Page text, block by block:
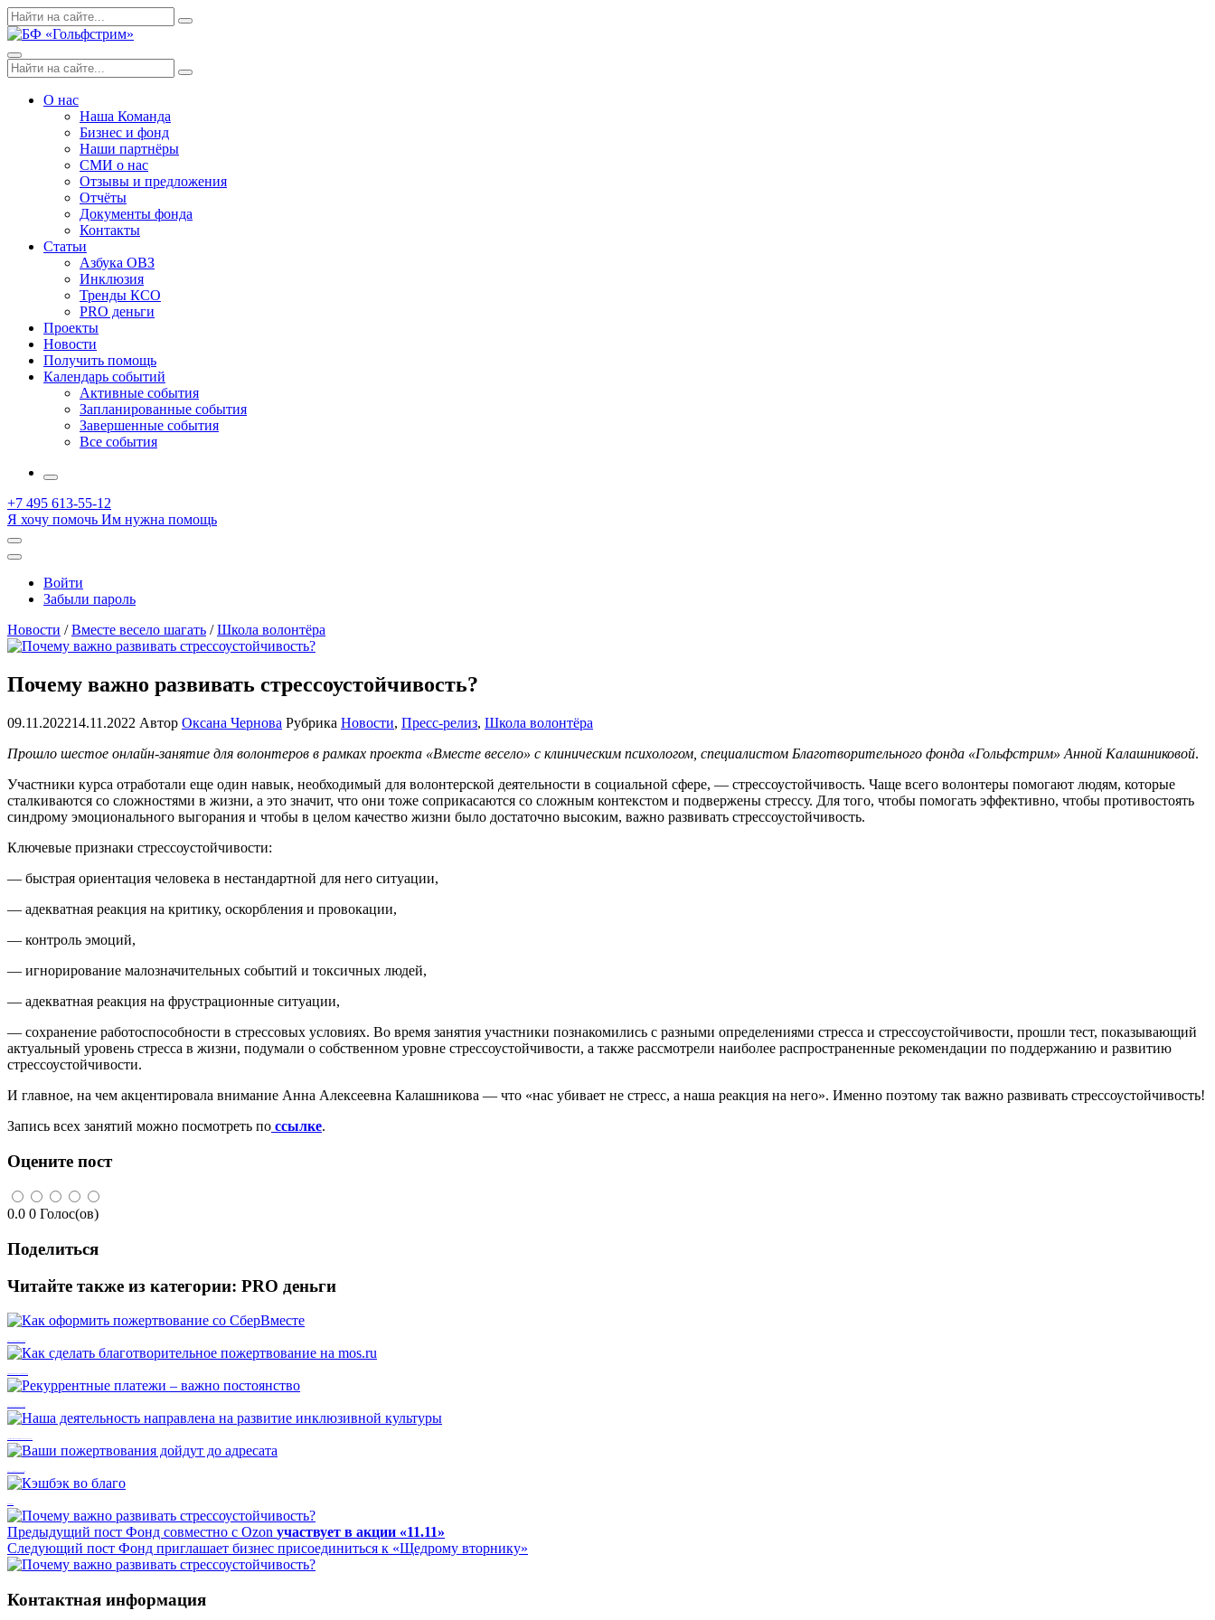
Skip
to
Поиск
по:
Search
Menu
Поиск
по:
Search
О нас
Наша Команда
Бизнес и фонд
Наши партнёры
СМИ о нас
Отзывы и предложения
Отчёты
Документы фонда
Контакты
Статьи
Азбука ОВЗ
Инклюзия
Тренды КСО
PRO деньги
Проекты
Новости
Получить помощь
Календарь событий
Активные события
Запланированные события
Завершенные события
Все события
More
+7 495 613-55-12
Я хочу помочь Им нужна помощь
Открыть
поиск
Профиль
Войти
Забыли пароль
Новости /Вместе весело шагать /Школа волонтёра
Почему важно развивать стрессоустойчивость?
09.11.202214.11.2022 Автор Оксана Чернова Рубрика Новости, Пресс-релиз, Школа волонтёра
Прошло шестое онлайн-занятие для волонтеров в рамках проекта «Вместе весело» с клиническим психологом, специалистом Благотворительного фонда «Гольфстрим» Анной Калашниковой.
Участники курса отработали еще один навык, необходимый для волонтерской деятельности в социальной сфере, — стрессоустойчивость. Чаще всего волонтеры помогают людям, которые
сталкиваются со сложностями в жизни, а это значит, что они тоже соприкасаются со сложным контекстом и подвержены стрессу. Для того, чтобы помогать эффективно, чтобы противостоять
синдрому эмоционального выгорания и чтобы в целом качество жизни было достаточно высоким, важно развивать стрессоустойчивость.
Ключевые признаки стрессоустойчивости:
— быстрая ориентация человека в нестандартной для него ситуации,
— адекватная реакция на критику, оскорбления и провокации,
— контроль эмоций,
— игнорирование малозначительных событий и токсичных людей,
— адекватная реакция на фрустрационные ситуации,
— сохранение работоспособности в стрессовых условиях. Во время занятия участники познакомились с разными определениями стресса и стрессоустойчивости, прошли тест, показывающий
актуальный уровень стресса в жизни, подумали о собственном уровне стрессоустойчивости, а также рассмотрели наиболее распространенные рекомендации по поддержанию и развитию
стрессоустойчивости.
И главное, на чем акцентировала внимание Анна Алексеевна Калашникова — что «нас убивает не стресс, а наша реакция на него». Именно поэтому так важно развивать стрессоустойчивость!
Запись всех занятий можно посмотреть по ссылке.
Оцените пост
0.0 0 Голос(ов)
Поделиться
Читайте также из категории: PRO деньги
Предыдущий пост Фонд совместно с Ozon участвует в акции «11.11»
Следующий пост Фонд приглашает бизнес присоединиться к «Щедрому вторнику»
Контактная информация